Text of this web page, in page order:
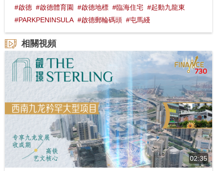
#啟德 #啟德體育園 #啟德地標 #臨海住宅 #起動九龍東
#PARKPENINSULA #啟德郵輪碼頭 #屯馬綫
相關視頻
02:35